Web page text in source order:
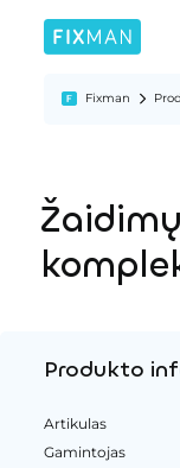
Fixman
Produkto
Artikulas
Gamintojas